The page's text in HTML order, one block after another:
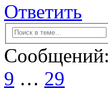
Ответить
9 … 29